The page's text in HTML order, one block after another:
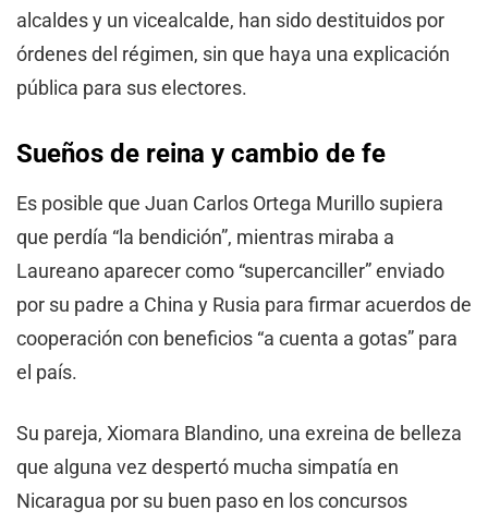
alcaldes y un vicealcalde, han sido destituidos por
órdenes del régimen, sin que haya una explicación
pública para sus electores.
Sueños de reina y cambio de fe
Es posible que Juan Carlos Ortega Murillo supiera
que perdía “la bendición”, mientras miraba a
Laureano aparecer como “supercanciller” enviado
por su padre a China y Rusia para firmar acuerdos de
cooperación con beneficios “a cuenta a gotas” para
el país.
Su pareja, Xiomara Blandino, una exreina de belleza
que alguna vez despertó mucha simpatía en
Nicaragua por su buen paso en los concursos